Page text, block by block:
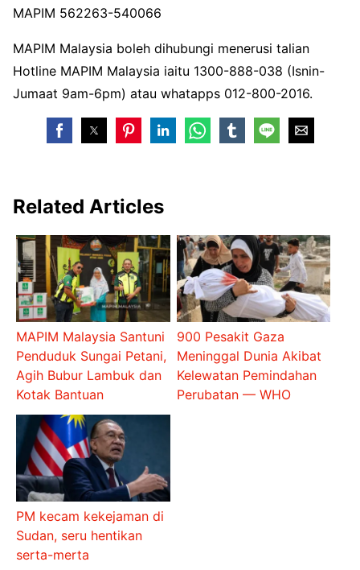
MAPIM 562263-540066
MAPIM Malaysia boleh dihubungi menerusi talian
Hotline MAPIM Malaysia iaitu 1300-888-038 (Isnin-
Jumaat 9am-6pm) atau whatapps 012-800-2016.
Related Articles
MAPIM Malaysia Santuni
Penduduk Sungai Petani,
Agih Bubur Lambuk dan
Kotak Bantuan
900 Pesakit Gaza
Meninggal Dunia Akibat
Kelewatan Pemindahan
Perubatan — WHO
PM kecam kekejaman di
Sudan, seru hentikan
serta-merta